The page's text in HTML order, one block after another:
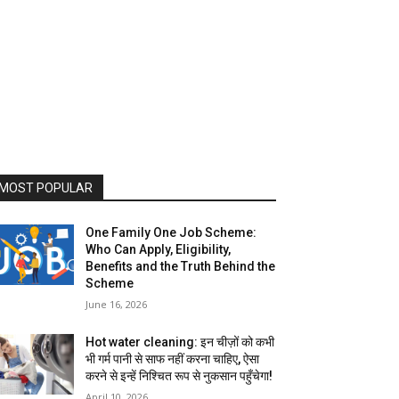
POPULAR
One Family One Job Scheme:
Who Can Apply, Eligibility,
Benefits and the Truth Behind the
Scheme
June 16, 2026
Hot water cleaning: इन चीज़ों को कभी
भी गर्म पानी से साफ नहीं करना चाहिए, ऐसा
करने से इन्हें निश्चित रूप से नुकसान पहुँचेगा!